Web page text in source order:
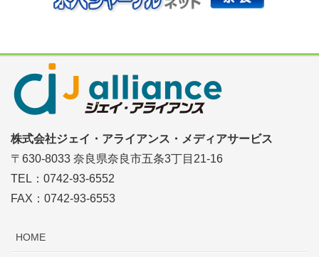
株式会社ジェイ・アライアンス・メディアサービス
〒630-8033 奈良県奈良市五条3丁目21-16
TEL：0742-93-6552
FAX：0742-93-6553
HOME